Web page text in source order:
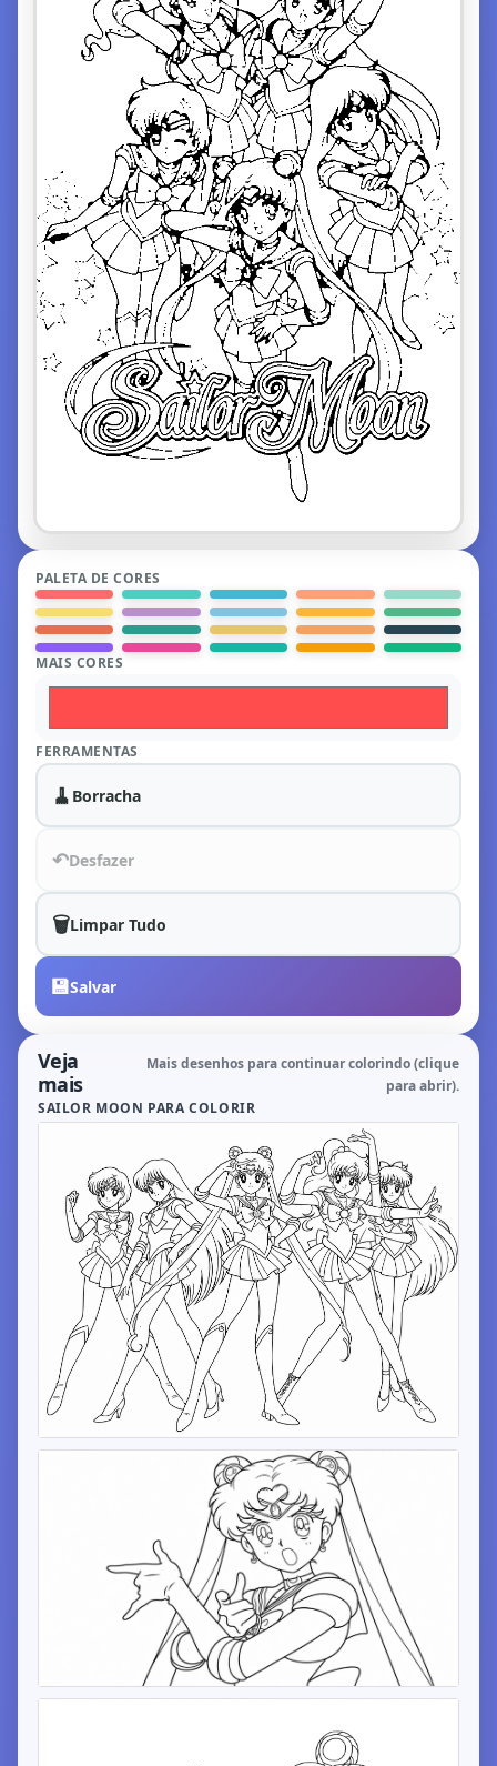
PALETA DE CORES
MAIS CORES
FERRAMENTAS
🧹 Borracha
↶Desfazer
🗑️Limpar Tudo
💾Salvar
Veja
mais
Mais desenhos para continuar colorindo (clique
para abrir).
SAILOR MOON PARA COLORIR